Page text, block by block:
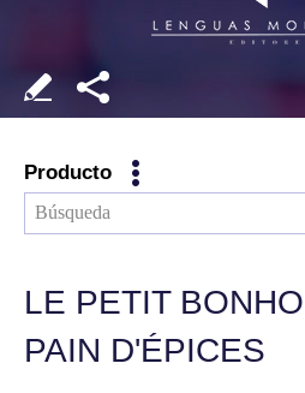
Producto
LE PETIT
PAIN D'ÉPICES